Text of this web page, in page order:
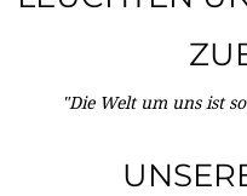
"Die Welt um uns ist